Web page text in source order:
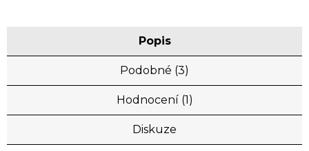
Popis
Podobné (3)
Hodnocení (1)
Diskuze